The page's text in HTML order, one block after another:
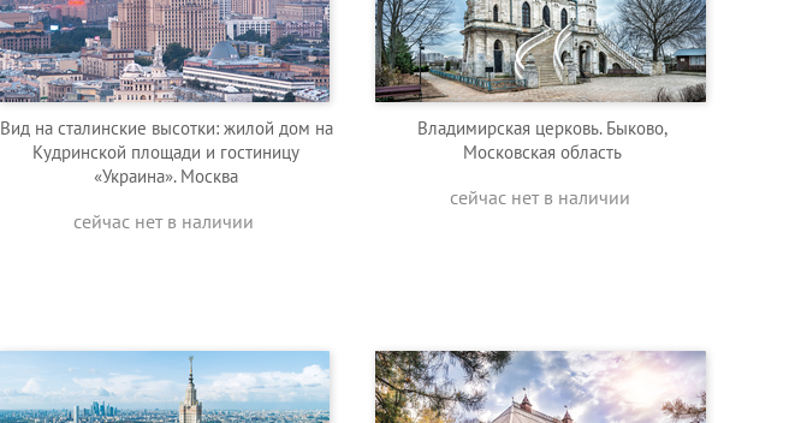
Вид на сталинские высотки: жилой дом на
Кудринской площади и гостиницу
«Украина». Москва
сейчас нет в наличии
Владимирская церковь. Быково,
Московская область
сейчас нет в наличии